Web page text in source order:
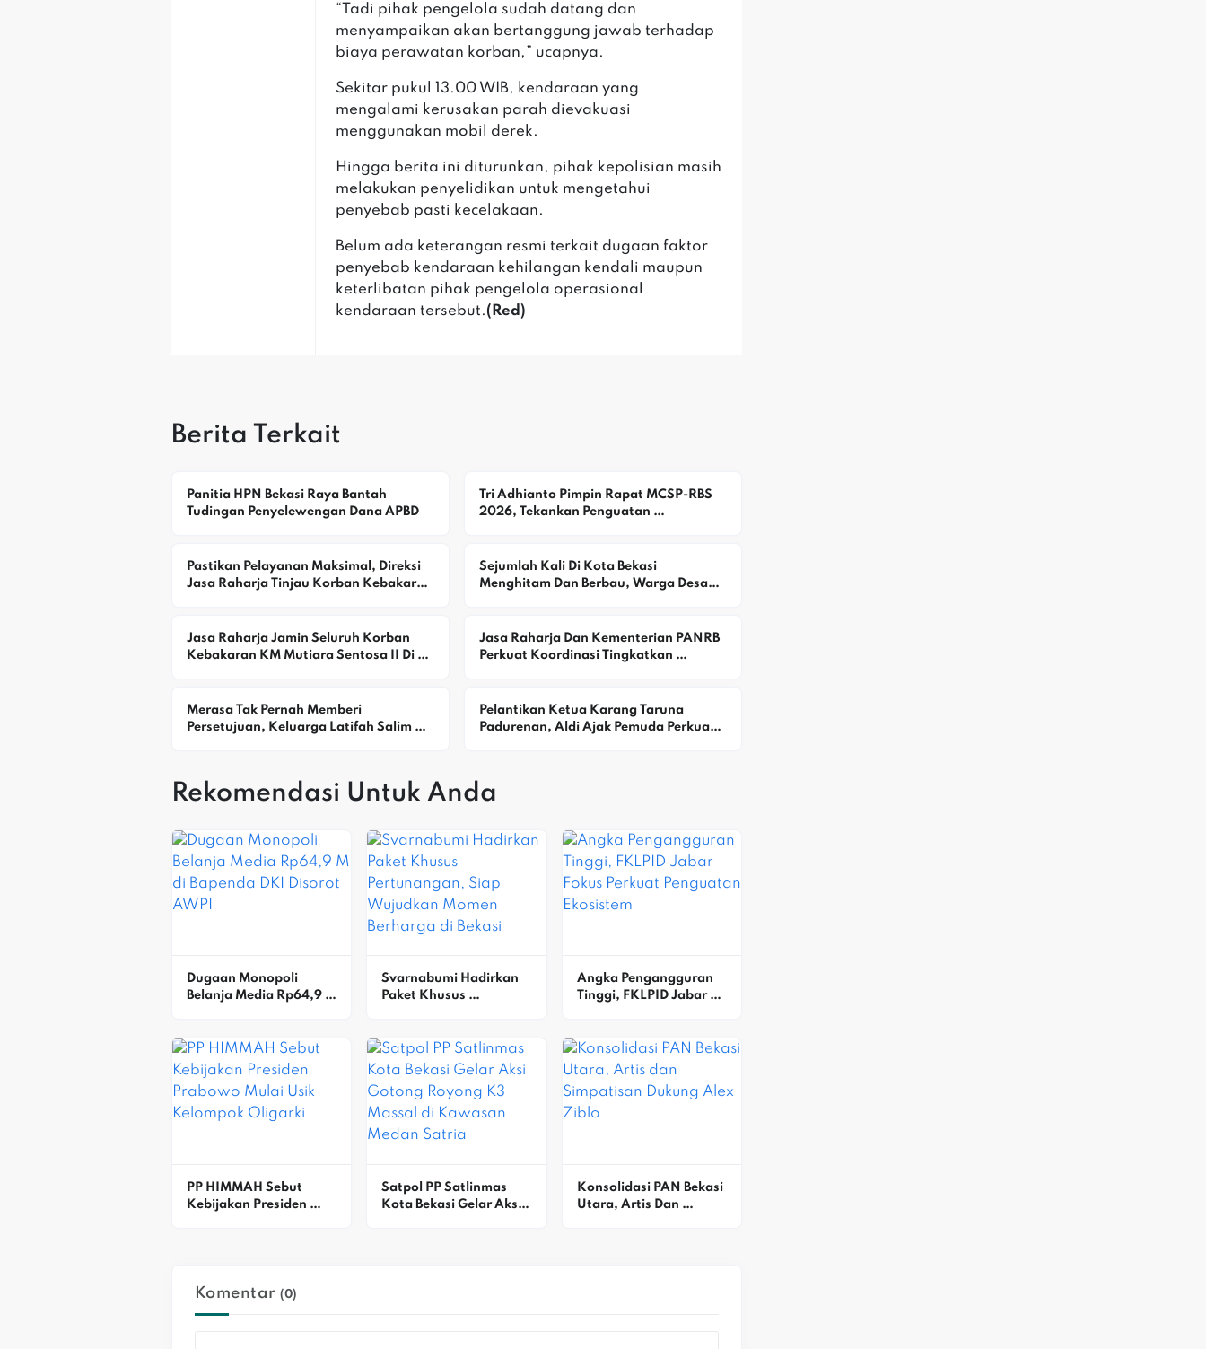
‎“Tadi pihak pengelola sudah datang dan
menyampaikan akan bertanggung jawab terhadap
biaya perawatan korban,” ucapnya.
‎Sekitar pukul 13.00 WIB, kendaraan yang
mengalami kerusakan parah dievakuasi
menggunakan mobil derek.
‎Hingga berita ini diturunkan, pihak kepolisian masih
melakukan penyelidikan untuk mengetahui
penyebab pasti kecelakaan.
‎‎Belum ada keterangan resmi terkait dugaan faktor
penyebab kendaraan kehilangan kendali maupun
keterlibatan pihak pengelola operasional
kendaraan tersebut.(Red)
Berita Terkait
Panitia HPN Bekasi Raya Bantah
Tudingan Penyelewengan Dana APBD
Tri Adhianto Pimpin Rapat MCSP-RBS
2026, Tekankan Penguatan
Pastikan Pelayanan Maksimal, Direksi
Jasa Raharja Tinjau Korban Kebakaran
Sejumlah Kali Di Kota Bekasi
Menghitam Dan Berbau, Warga Desak
Jasa Raharja Jamin Seluruh Korban
Kebakaran KM Mutiara Sentosa II Di
Jasa Raharja Dan Kementerian PANRB
Perkuat Koordinasi Tingkatkan
Merasa Tak Pernah Memberi
Persetujuan, Keluarga Latifah Salim
Pelantikan Ketua Karang Taruna
Padurenan, Aldi Ajak Pemuda Perkuat
Rekomendasi Untuk Anda
Dugaan Monopoli
Belanja Media Rp64,9 M
Svarnabumi Hadirkan
Paket Khusus
Berharga Di Bekasi
Angka Pengangguran
Tinggi, FKLPID Jabar
PP HIMMAH Sebut
Kebijakan Presiden
Satpol PP Satlinmas
Kota Bekasi Gelar Aksi
Konsolidasi PAN Bekasi
Utara, Artis Dan
Komentar(0)